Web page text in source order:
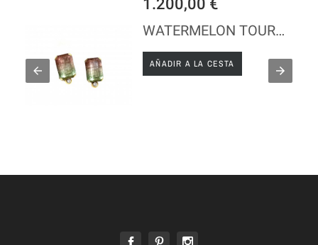
AÑADIR A LA CESTA